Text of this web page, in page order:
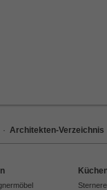
· Architekten-Verzeichnis